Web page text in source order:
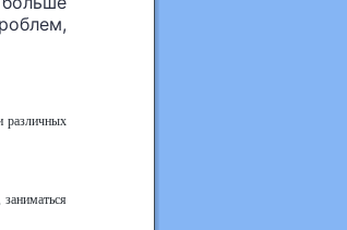
различных